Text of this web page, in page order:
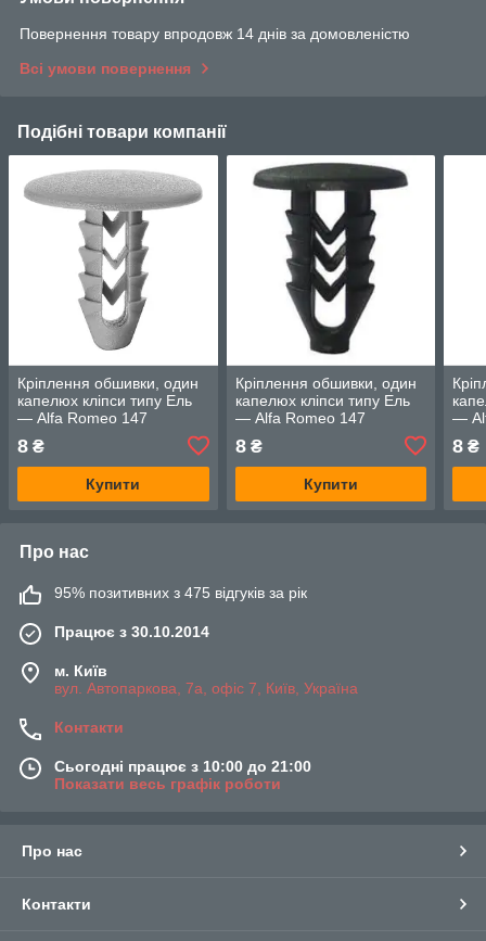
Повернення товару впродовж 14 днів за домовленістю
Всі умови повернення
Подібні товари компанії
Кріплення обшивки, один
капелюх кліпси типу Ель
— Alfa Romeo 147
8 ₴
Купити
Кріплення обшивки, один
капелюх кліпси типу Ель
— Alfa Romeo 147
8₴
Купити
—
8 ₴
Про нас
95% позитивних з 475 відгуків за рік
Працює з 30.10.2014
м. Київ
вул. Автопаркова, 7а, офіс 7, Київ, Україна
Контакти
Сьогодні працює з 10:00 до 21:00
Показати весь графік роботи
Про нас
Контакти